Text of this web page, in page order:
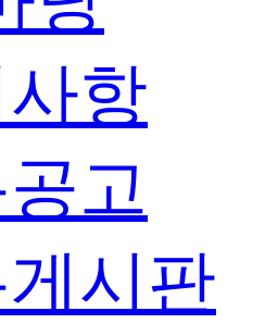
항
고
시판